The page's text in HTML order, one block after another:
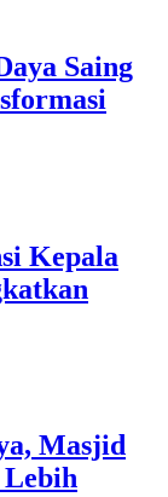
Saing
Kepala
Masjid